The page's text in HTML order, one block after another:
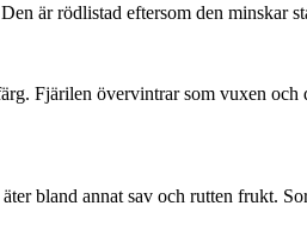
är rödlistad eftersom den minskar
Fjärilen övervintrar som vuxen och
bland annat sav och rutten frukt.